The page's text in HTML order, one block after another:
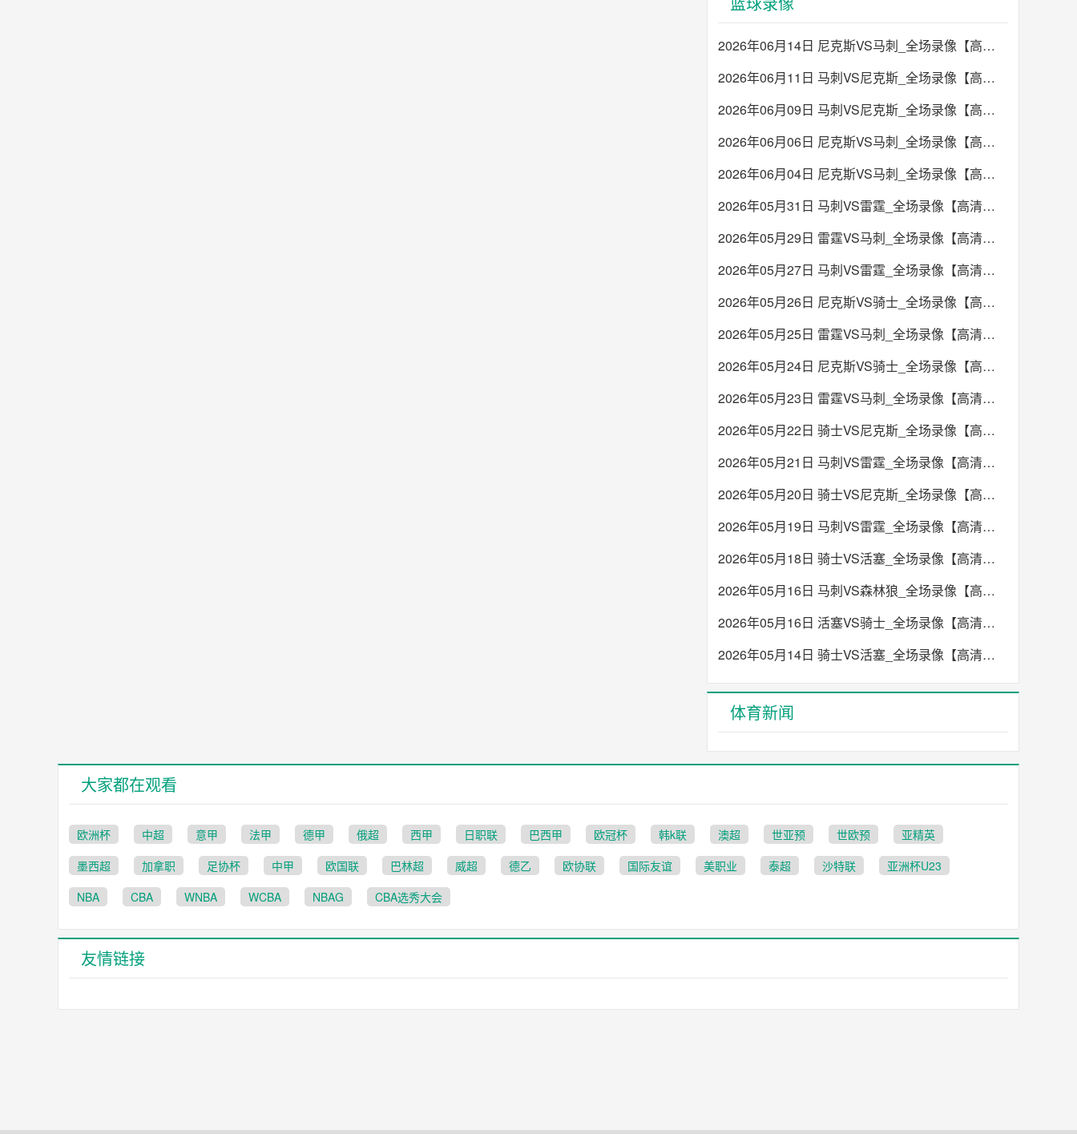
2026年06月14日 尼克斯VS马刺_全场录像【高清回放】
2026年06月11日 马刺VS尼克斯_全场录像【高清回放】
2026年06月09日 马刺VS尼克斯_全场录像【高清回放】
2026年06月06日 尼克斯VS马刺_全场录像【高清回放】
2026年06月04日 尼克斯VS马刺_全场录像【高清回放】
2026年05月31日 马刺VS雷霆_全场录像【高清回放】
2026年05月29日 雷霆VS马刺_全场录像【高清回放】
2026年05月27日 马刺VS雷霆_全场录像【高清回放】
2026年05月26日 尼克斯VS骑士_全场录像【高清回放】
2026年05月25日 雷霆VS马刺_全场录像【高清回放】
2026年05月24日 尼克斯VS骑士_全场录像【高清回放】
2026年05月23日 雷霆VS马刺_全场录像【高清回放】
2026年05月22日 骑士VS尼克斯_全场录像【高清回放】
2026年05月21日 马刺VS雷霆_全场录像【高清回放】
2026年05月20日 骑士VS尼克斯_全场录像【高清回放】
2026年05月19日 马刺VS雷霆_全场录像【高清回放】
2026年05月18日 骑士VS活塞_全场录像【高清回放】
2026年05月16日 马刺VS森林狼_全场录像【高清回放】
2026年05月16日 活塞VS骑士_全场录像【高清回放】
2026年05月14日 骑士VS活塞_全场录像【高清回放】
体育新闻
大家都在观看
欧洲杯 中超 意甲 法甲 德甲 俄超 西甲 日职联 巴西甲 欧冠杯 韩k联 澳超 世亚预 世欧预
亚精英
墨西超
加拿职 足协杯 中甲 欧国联 巴林超 威超 德乙 欧协联 国际友谊 美职业 泰超 沙特联
亚洲杯U23
NBA
CBA WNBA WCBA NBAG CBA选秀大会
友情链接